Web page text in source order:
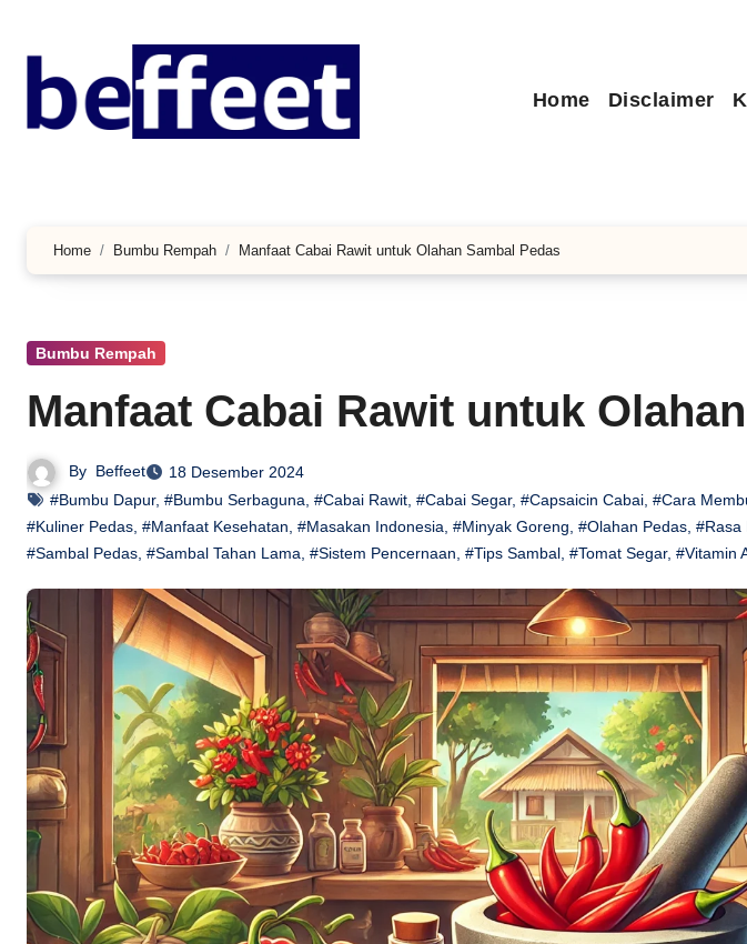
konten
Home Disclaimer
Home Bumbu Rempah Manfaat Cabai Rawit untuk Olahan Sambal Pedas
Bumbu Rempah
Manfaat Cabai Rawit untuk
By Beffeet
18 Desember 2024
#Bumbu Dapur, #Bumbu Serbaguna, #Cabai Rawit, #Cabai Segar, #Capsaicin Cabai, #Cara
#Kuliner Pedas, #Manfaat Kesehatan, #Masakan Indonesia, #Minyak Goreng, #Olahan Pedas, #Rasa
#Sambal Pedas, #Sambal Tahan Lama, #Sistem Pencernaan, #Tips Sambal, #Tomat Segar, #Vitamin